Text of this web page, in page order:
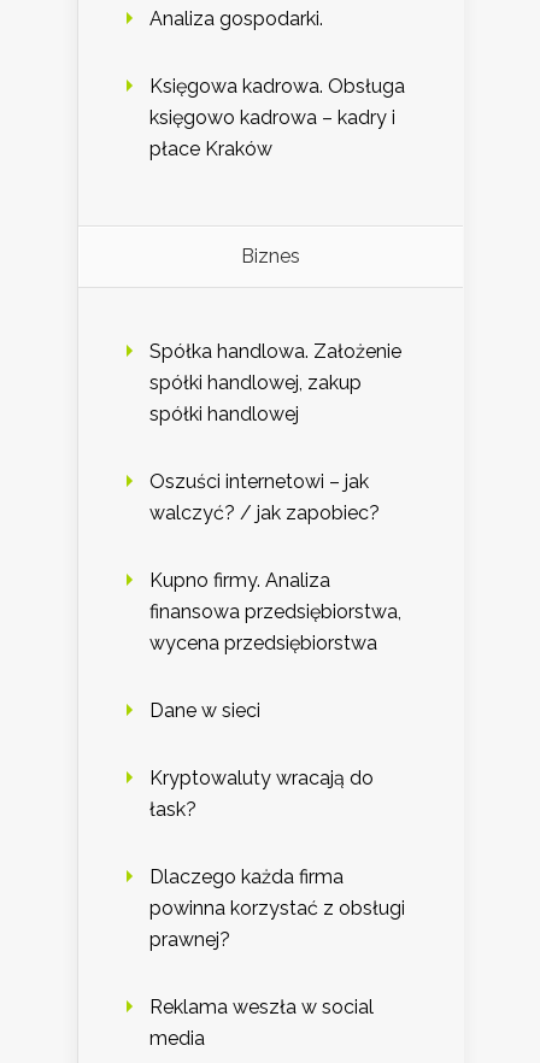
Analiza gospodarki.
Księgowa kadrowa. Obsługa
księgowo kadrowa – kadry i
płace Kraków
Biznes
Spółka handlowa. Założenie
spółki handlowej, zakup
spółki handlowej
Oszuści internetowi – jak
walczyć? / jak zapobiec?
Kupno firmy. Analiza
finansowa przedsiębiorstwa,
wycena przedsiębiorstwa
Dane w sieci
Kryptowaluty wracają do
łask?
Dlaczego każda firma
powinna korzystać z obsługi
prawnej?
Reklama weszła w social
media